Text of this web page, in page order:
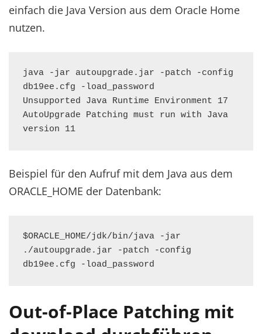
einfach die Java Version aus dem Oracle Home
nutzen.
java -jar autoupgrade.jar -patch -config
db19ee.cfg -load_password
Unsupported Java Runtime Environment 17
AutoUpgrade Patching must run with Java
version 11
Beispiel für den Aufruf mit dem Java aus dem
ORACLE_HOME der Datenbank:
$ORACLE_HOME/jdk/bin/java -jar
./autoupgrade.jar -patch -config
db19ee.cfg -load_password
Out-of-Place Patching mit